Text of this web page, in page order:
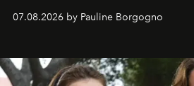
07.08.2026 by Pauline Borgogno